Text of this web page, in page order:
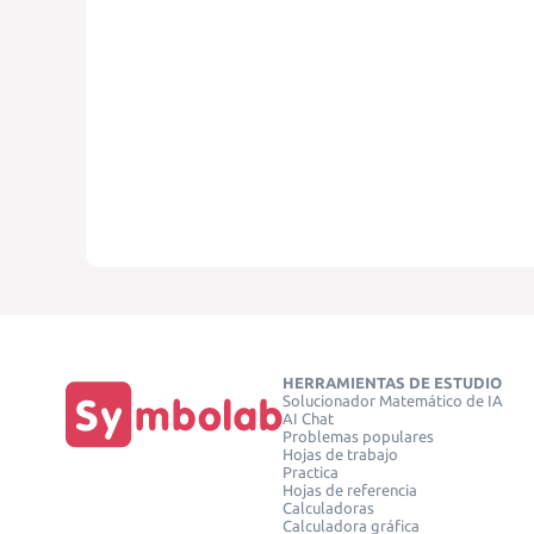
HERRAMIENTAS DE ESTUDIO
Solucionador Matemático de IA
AI Chat
Problemas populares
Hojas de trabajo
Practica
Hojas de referencia
Calculadoras
Calculadora gráfica